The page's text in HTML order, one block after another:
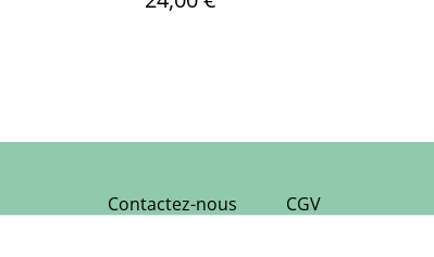
Contactez-nous CGV